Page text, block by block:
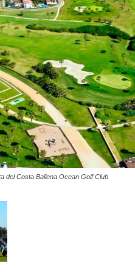
del Costa Ballena Ocean Golf Club